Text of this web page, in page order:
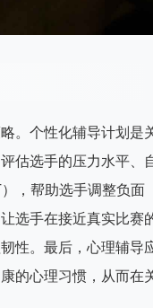
。个性化辅导计划是
估选手的压力水平、
，帮助选手调整负面
选手在接近真实比赛
性。最后，心理辅导
的心理习惯，从而在